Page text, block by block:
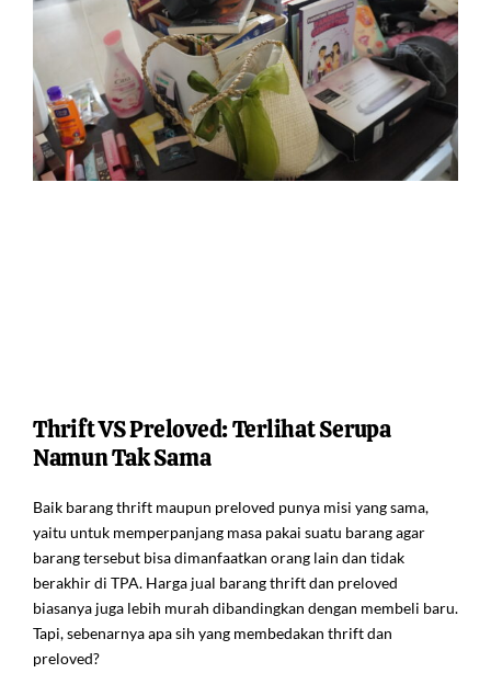
Thrift VS Preloved: Terlihat Serupa
Namun Tak Sama
Baik barang thrift maupun preloved punya misi yang sama,
yaitu untuk memperpanjang masa pakai suatu barang agar
barang tersebut bisa dimanfaatkan orang lain dan tidak
berakhir di TPA. Harga jual barang thrift dan preloved
biasanya juga lebih murah dibandingkan dengan membeli baru.
Tapi, sebenarnya apa sih yang membedakan thrift dan
preloved?